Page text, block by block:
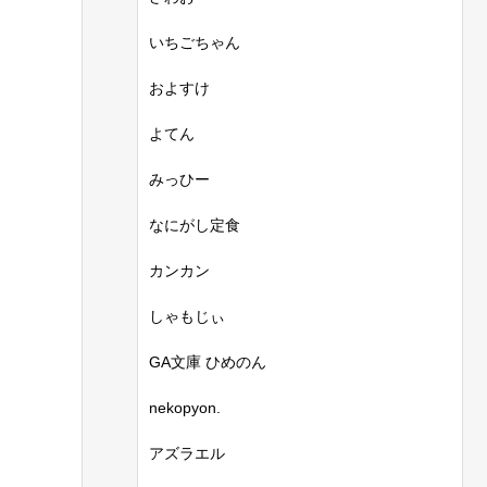
いちごちゃん
およすけ
よてん
みっひー
なにがし定食
カンカン
しゃもじぃ
GA文庫 ひめのん
nekopyon.
アズラエル